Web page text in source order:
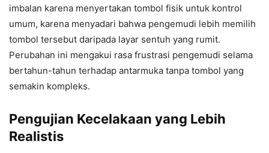
imbalan karena menyertakan tombol fisik untuk kontrol
umum, karena menyadari bahwa pengemudi lebih memilih
tombol tersebut daripada layar sentuh yang rumit.
Perubahan ini mengakui rasa frustrasi pengemudi selama
bertahun-tahun terhadap antarmuka tanpa tombol yang
semakin kompleks.
Pengujian Kecelakaan yang Lebih
Realistis